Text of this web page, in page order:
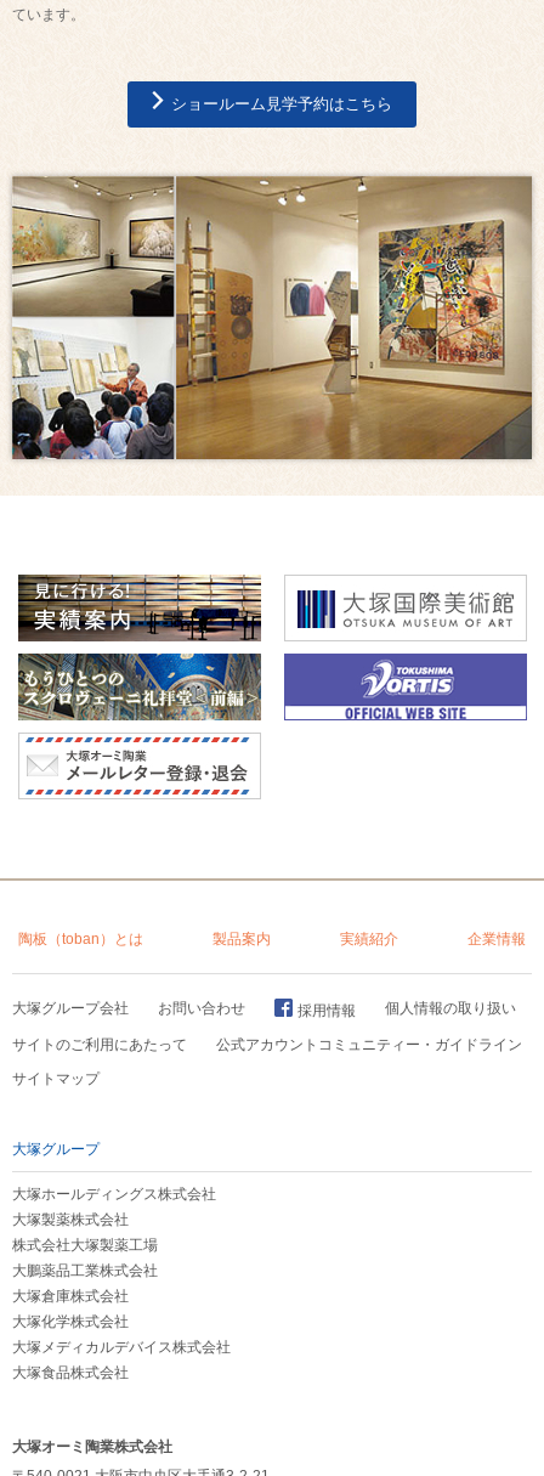
ています。
ショールーム見学予約はこちら
陶板（toban）とは 製品案内 実績紹介 企業情報
大塚グループ会社 お問い合わせ 採用情報 個人情報の取り扱い
サイトのご利用にあたって
公式アカウントコミュニティー・ガイドライン
サイトマップ
大塚グループ
大塚ホールディングス株式会社
大塚製薬株式会社
株式会社大塚製薬工場
大鵬薬品工業株式会社
大塚倉庫株式会社
大塚化学株式会社
大塚メディカルデバイス株式会社
大塚食品株式会社
大塚オーミ陶業株式会社